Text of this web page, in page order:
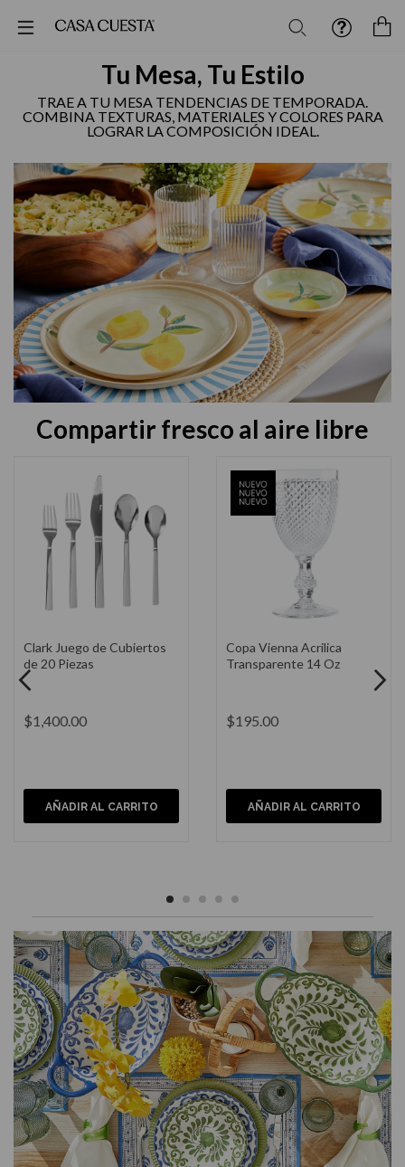
Buscar
Tu Mesa, Tu Estilo
TRAE A TU MESA TENDENCIAS DE TEMPORADA.
COMBINA TEXTURAS, MATERIALES Y COLORES PARA
LOGRAR LA COMPOSICIÓN IDEAL.
Compartir fresco al aire libre
Vaso Vienna Acrílico
Transparente 18 Oz
$185.00
AÑADIR AL CARRITO
Portavela Farol Fibra
Natural 8x18"
$2,200.00
AÑADIR AL CARRITO